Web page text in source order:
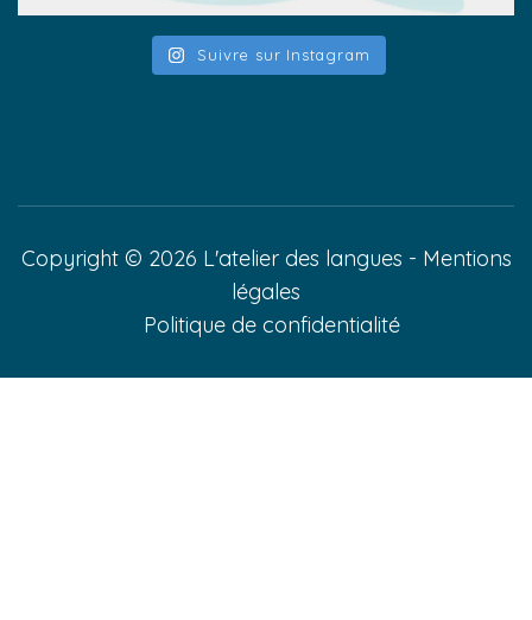
Suivre sur Instagram
Copyright © 2026 L'atelier des langues - Mentions
légales
Politique de confidentialité